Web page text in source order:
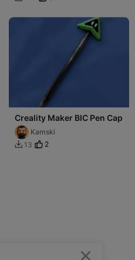
Creality Maker BIC Pen Cap
Kamski
 13 2
